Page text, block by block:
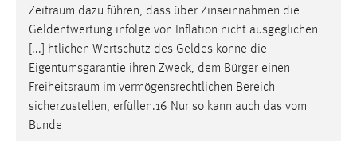
Zeitraum dazu führen, dass über Zinseinnahmen die
Geldentwertung infolge von Inflation nicht ausgeglichen
[...] htlichen Wertschutz des Geldes könne die
Eigentumsgarantie ihren Zweck, dem Bürger einen
Freiheitsraum im vermögensrechtlichen Bereich
sicherzustellen, erfüllen.16 Nur so kann auch das vom
Bunde